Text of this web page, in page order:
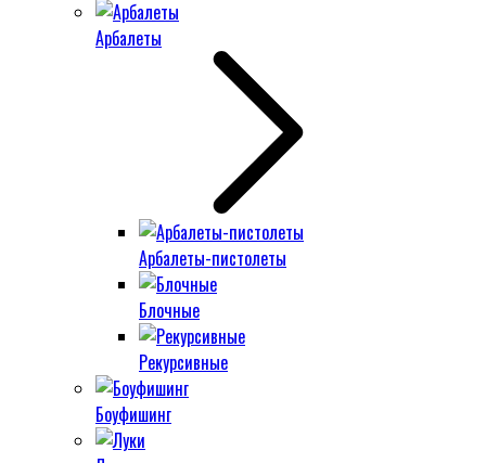
Арбалеты
Арбалеты-пистолеты
Блочные
Рекурсивные
Боуфишинг